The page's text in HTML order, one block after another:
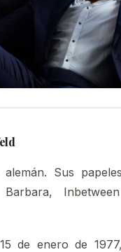
Sus
15 de enero de